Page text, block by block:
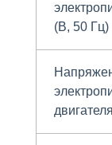
(В, 50 Гц)